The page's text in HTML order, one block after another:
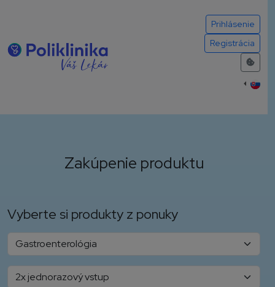
Prihlásenie
Registrácia
Zakúpenie produktu
Vyberte si produkty z ponuky